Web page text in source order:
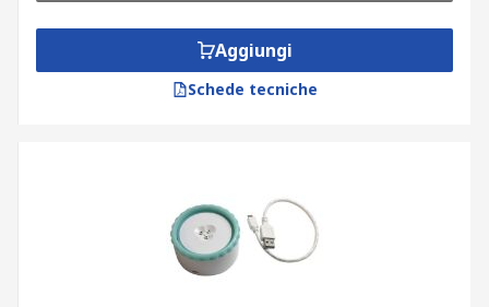
Aggiungi
Schede tecniche